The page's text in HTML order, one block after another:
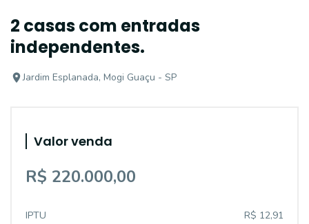
2 casas com entradas
independentes.
Jardim Esplanada, Mogi Guaçu - SP
Valor venda
R$ 220.000,00
IPTU R$ 12,91